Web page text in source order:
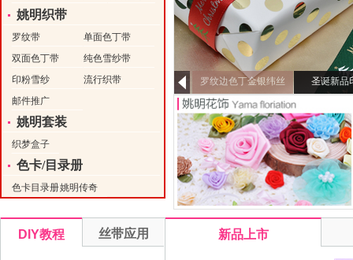
姚明织带
罗纹带
单面色丁带
双面色丁带
纯色雪纱带
印粉雪纱
流行织带
邮件推广
姚明套装
织梦盒子
色卡/目录册
色卡目录册姚明传奇
罗纹边色丁金银纬丝
带
圣诞新品
DIY教程 丝带应用 新品上市